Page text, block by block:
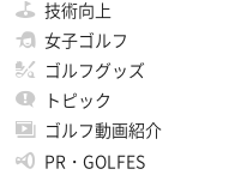
技術向上
女子ゴルフ
ゴルフグッズ
トピック
ゴルフ動画紹介
PR・GOLFES